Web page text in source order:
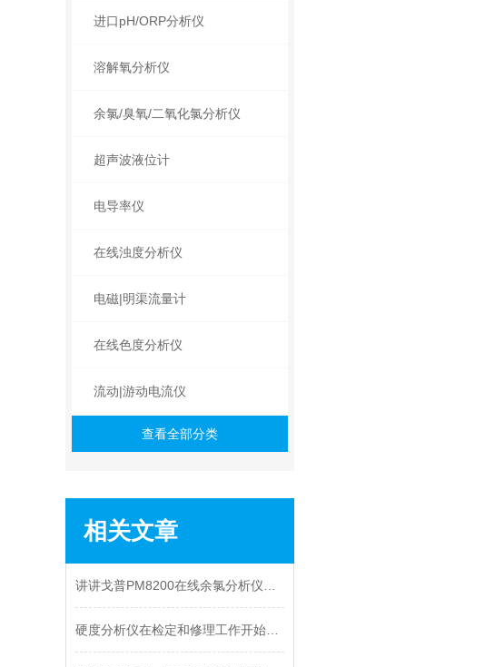
进口pH/ORP分析仪
溶解氧分析仪
余氯/臭氧/二氧化氯分析仪
超声波液位计
电导率仪
在线浊度分析仪
电磁|明渠流量计
在线色度分析仪
流动|游动电流仪
查看全部分类
相关文章